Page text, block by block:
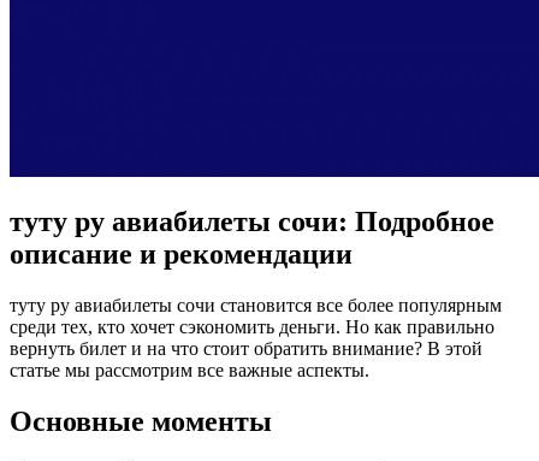
туту ру авиабилеты сочи: Подробное
описание и рекомендации
туту ру авиабилеты сочи становится все более популярным
среди тех, кто хочет сэкономить деньги. Но как правильно
вернуть билет и на что стоит обратить внимание? В этой
статье мы рассмотрим все важные аспекты.
Основные моменты